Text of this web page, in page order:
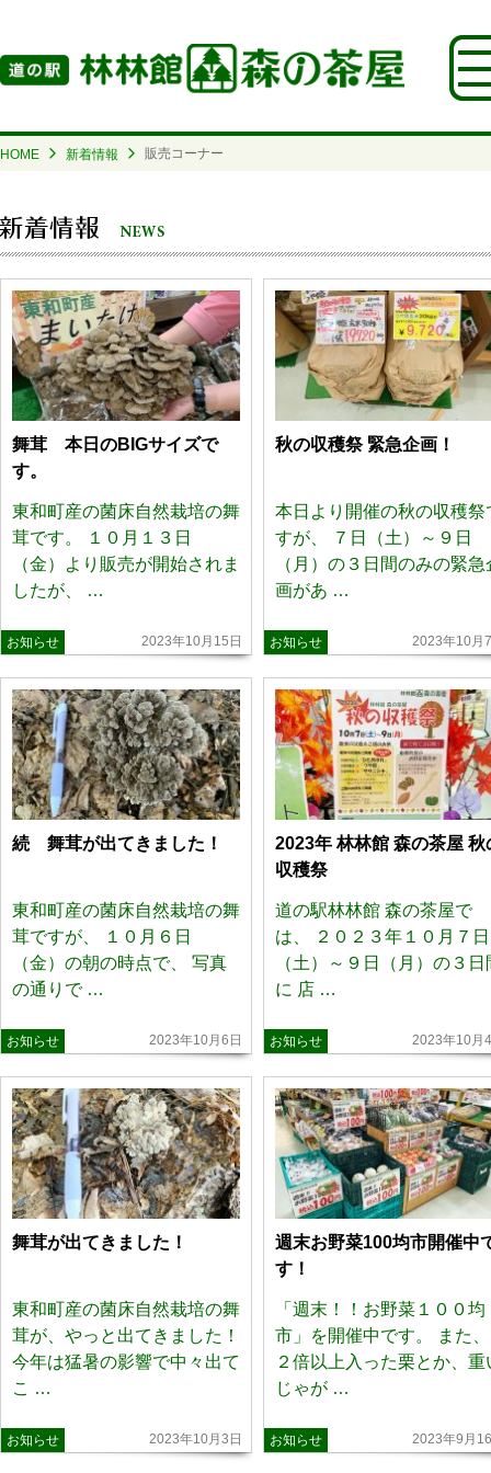
HOME 新着情報 販売コーナー
舞茸 本日のBIGサイズで
す。
東和町産の菌床自然栽培の舞
茸です。 １０月１３日
（金）より販売が開始されま
したが、 …
2023年10月15日
お知らせ
秋の収穫祭 緊急企画！
本日より開催の秋の収穫祭
すが、 ７日（土）～９日
（月）の３日間のみの緊急
画があ …
2023年10月
お知らせ
続 舞茸が出てきました！
東和町産の菌床自然栽培の舞
茸ですが、 １０月６日
（金）の朝の時点で、 写真
の通りで …
2023年10月6日
お知らせ
2023年 林林館 森の茶屋 秋
収穫祭
道の駅林林館 森の茶屋で
は、 ２０２３年１０月７日
（土）～９日（月）の３日
に 店 …
2023年10月
お知らせ
舞茸が出てきました！
東和町産の菌床自然栽培の舞
茸が、やっと出てきました！
今年は猛暑の影響で中々出て
こ …
2023年10月3日
お知らせ
週末お野菜100均市開催中
す！
「週末！！お野菜１００均
市」を開催中です。 また、
２倍以上入った栗とか、重
じゃが …
2023年9月
お知らせ